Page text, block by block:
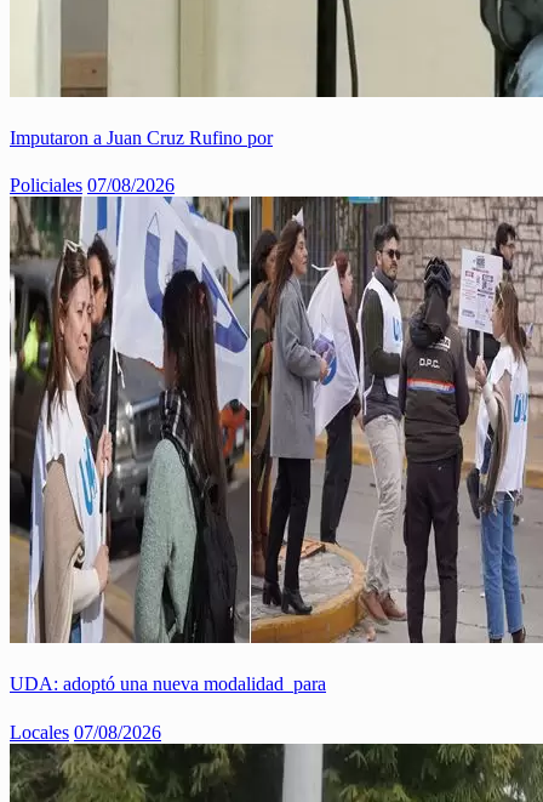
Imputaron a Juan Cruz Rufino por
Policiales 07/08/2026
UDA: adoptó una nueva modalidad para
Locales 07/08/2026